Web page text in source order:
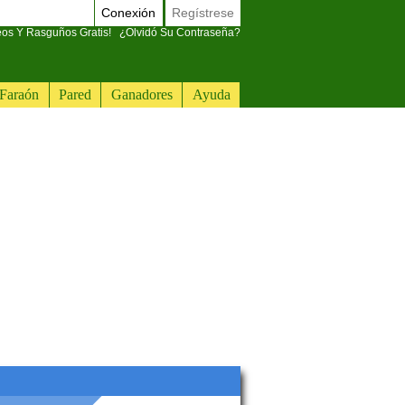
Faraón Pared Ganadores Ayuda
Conexión Regístrese
Y Rasguños Gratis! ¿Olvidó Su Contraseña?